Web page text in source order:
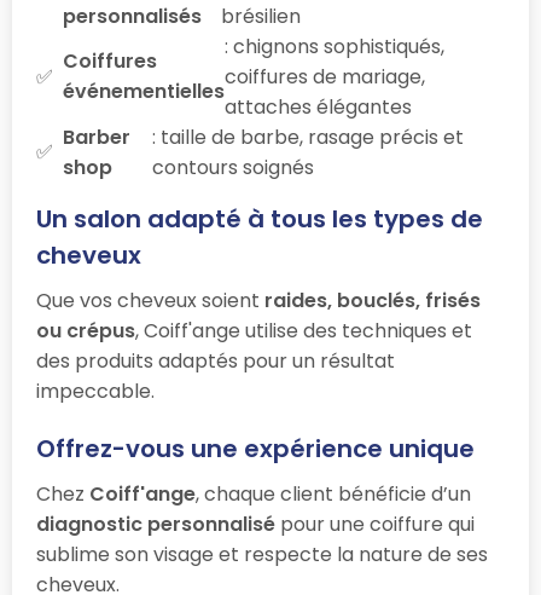
personnalisés
brésilien
Coiffures
événementielles
: chignons sophistiqués,
coiffures de mariage,
attaches élégantes
Barber
shop
: taille de barbe, rasage précis et
contours soignés
Un salon adapté à tous les types de
cheveux
Que vos cheveux soient raides, bouclés, frisés
ou crépus, Coiff'ange utilise des techniques et
des produits adaptés pour un résultat
impeccable.
Offrez-vous une expérience unique
Chez Coiff'ange, chaque client bénéficie d’un
diagnostic personnalisé pour une coiffure qui
sublime son visage et respecte la nature de ses
cheveux.